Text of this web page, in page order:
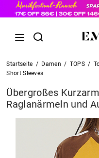
Startseite / Damen / TOPS /
Short Sleeves
Übergroßes
Raglanärmeln und